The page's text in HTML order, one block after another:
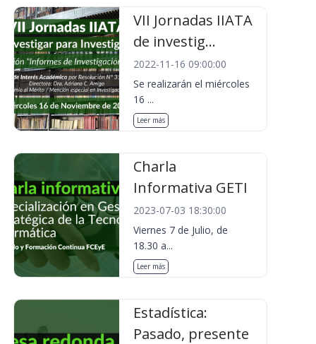
VII Jornadas IIATA
de investig...
2022-11-16 09:00:00
Se realizarán el miércoles
16 ...
Leer más
Charla
Informativa GETI
2023-07-03 18:30:00
Viernes 7 de Julio, de
18.30 a...
Leer más
Estadística:
Pasado, presente